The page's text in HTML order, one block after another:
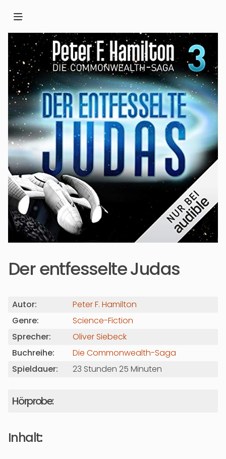
Der entfesselte Judas
Autor:
Peter F. Hamilton
Genre:
Science-Fiction
Sprecher:
Oliver Siebeck
Buchreihe:
Die Commonwealth-Saga
Spieldauer:
23 Stunden 25 Minuten
Hörprobe:
Inhalt: